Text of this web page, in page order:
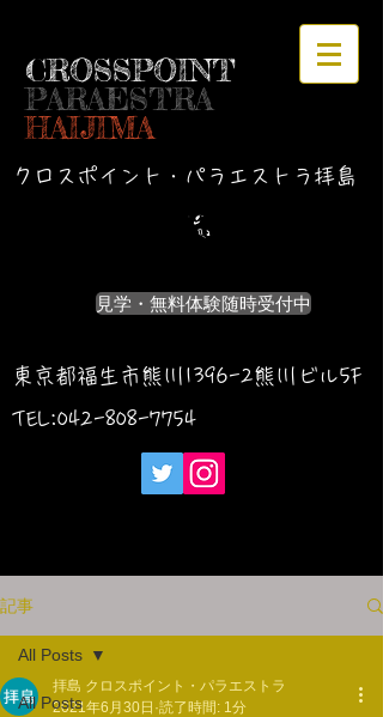
CROSSPOINT
PARAESTRA
HAIJIMA
クロスポイント・パラエストラ拝島
見学・無料体験随時受付中
東京都福生市熊川1396-2熊川ビル5F
TEL:042-808-7754
記事
All Posts
All Posts
拝島 クロスポイント・パラエストラ
2021年6月30日 読了時間: 1分